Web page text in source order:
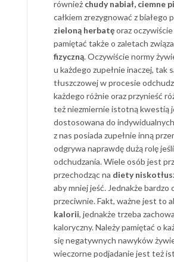
również chudy nabiał, ciemne
całkiem zrezygnować z białego
zieloną herbatęoraz
pamiętać także o zaletach
fizyczną. Oczywiście normy
u każdego zupełnie inaczej, tak
tłuszczowej w procesie
każdego różnie oraz przynieść
też niezmiernie istotną kwestią
dostosowana do
z nas posiada zupełnie inną
odgrywa naprawdę dużą rolę
odchudzania. Wiele osób jest
przechodząc na diety
aby mniej jeść. Jednakże bardzo
przeciwnie. Fakt, ważne jest to
kalorii, jednakże trzeba
kaloryczny. Należy pamiętać o
się negatywnych nawyków
wieczorne podjadanie jest też